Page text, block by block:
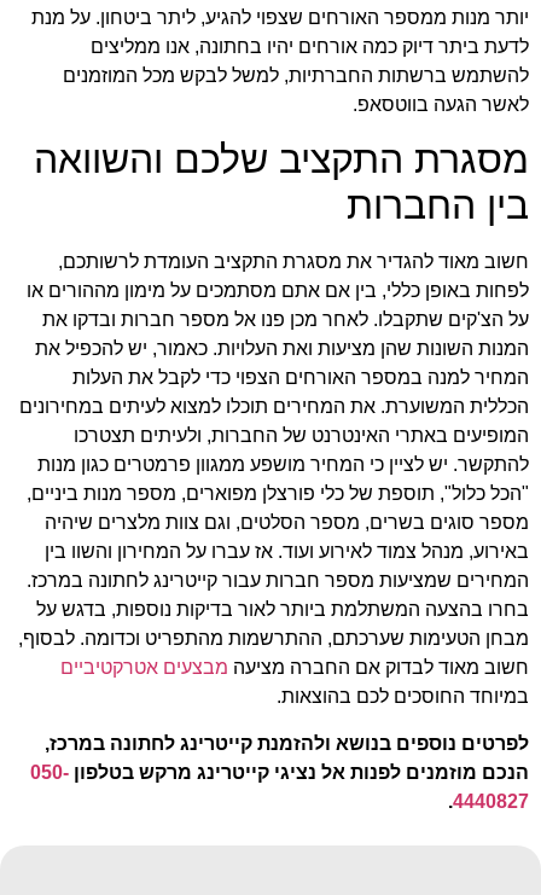
יותר מנות ממספר האורחים שצפוי להגיע, ליתר ביטחון. על מנת
לדעת ביתר דיוק כמה אורחים יהיו בחתונה, אנו ממליצים
להשתמש ברשתות החברתיות, למשל לבקש מכל המוזמנים
לאשר הגעה בווטסאפ.
מסגרת התקציב שלכם והשוואה
בין החברות
חשוב מאוד להגדיר את מסגרת התקציב העומדת לרשותכם,
לפחות באופן כללי, בין אם אתם מסתמכים על מימון מההורים או
על הצ'קים שתקבלו. לאחר מכן פנו אל מספר חברות ובדקו את
המנות השונות שהן מציעות ואת העלויות. כאמור, יש להכפיל את
המחיר למנה במספר האורחים הצפוי כדי לקבל את העלות
הכללית המשוערת. את המחירים תוכלו למצוא לעיתים במחירונים
המופיעים באתרי האינטרנט של החברות, ולעיתים תצטרכו
להתקשר. יש לציין כי המחיר מושפע ממגוון פרמטרים כגון מנות
"הכל כלול", תוספת של כלי פורצלן מפוארים, מספר מנות ביניים,
מספר סוגים בשרים, מספר הסלטים, וגם צוות מלצרים שיהיה
באירוע, מנהל צמוד לאירוע ועוד. אז עברו על המחירון והשוו בין
המחירים שמציעות מספר חברות עבור קייטרינג לחתונה במרכז.
בחרו בהצעה המשתלמת ביותר לאור בדיקות נוספות, בדגש על
מבחן הטעימות שערכתם, ההתרשמות מהתפריט וכדומה. לבסוף,
חשוב מאוד לבדוק אם החברה מציעה מבצעים אטרקטיביים
במיוחד החוסכים לכם בהוצאות.
לפרטים נוספים בנושא ולהזמנת קייטרינג לחתונה במרכז,
הנכם מוזמנים לפנות אל נציגי קייטרינג מרקש בטלפון 050-
4440827
.